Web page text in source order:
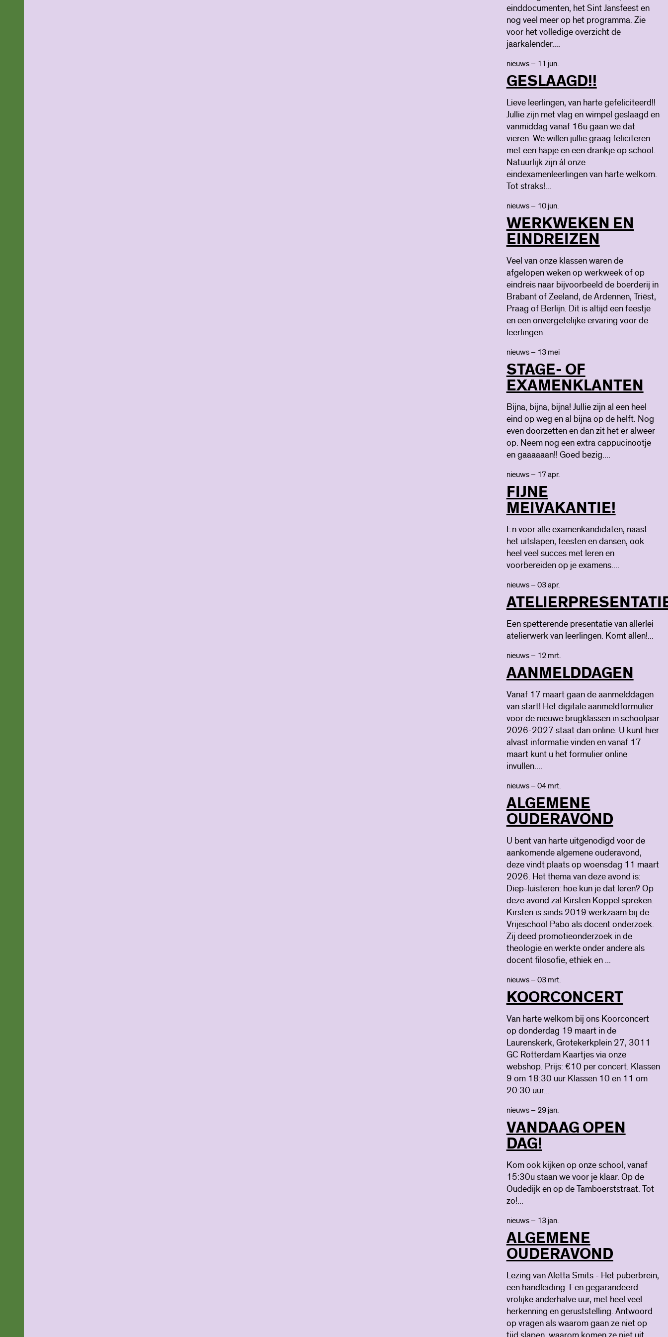
einddocumenten, het Sint Jansfeest en
nog veel meer op het programma. Zie
voor het volledige overzicht de
jaarkalender....
nieuws – 11 jun.
GESLAAGD!!
Lieve leerlingen, van harte gefeliciteerd!!
Jullie zijn met vlag en wimpel geslaagd en
vanmiddag vanaf 16u gaan we dat
vieren. We willen jullie graag feliciteren
met een hapje en een drankje op school.
Natuurlijk zijn ál onze
eindexamenleerlingen van harte welkom.
Tot straks!...
nieuws – 10 jun.
WERKWEKEN EN
EINDREIZEN
Veel van onze klassen waren de
afgelopen weken op werkweek of op
eindreis naar bijvoorbeeld de boerderij in
Brabant of Zeeland, de Ardennen, Triëst,
Praag of Berlijn. Dit is altijd een feestje
en een onvergetelijke ervaring voor de
leerlingen....
nieuws – 13 mei
STAGE- OF
EXAMENKLANTEN
Bijna, bijna, bijna! Jullie zijn al een heel
eind op weg en al bijna op de helft. Nog
even doorzetten en dan zit het er alweer
op. Neem nog een extra cappucinootje
en gaaaaaan!! Goed bezig....
nieuws – 17 apr.
FIJNE
MEIVAKANTIE!
En voor alle examenkandidaten, naast
het uitslapen, feesten en dansen, ook
heel veel succes met leren en
voorbereiden op je examens....
nieuws – 03 apr.
Een spetterende presentatie van allerlei
atelierwerk van leerlingen. Komt allen!...
nieuws – 12 mrt.
AANMELDDAGEN
Vanaf 17 maart gaan de aanmelddagen
van start! Het digitale aanmeldformulier
voor de nieuwe brugklassen in schooljaar
2026-2027 staat dan online. U kunt hier
alvast informatie vinden en vanaf 17
maart kunt u het formulier online
invullen....
nieuws – 04 mrt.
ALGEMENE
OUDERAVOND
U bent van harte uitgenodigd voor de
aankomende algemene ouderavond,
deze vindt plaats op woensdag 11 maart
2026. Het thema van deze avond is:
Diep-luisteren: hoe kun je dat leren? Op
deze avond zal Kirsten Koppel spreken.
Kirsten is sinds 2019 werkzaam bij de
Vrijeschool Pabo als docent onderzoek.
Zij deed promotieonderzoek in de
theologie en werkte onder andere als
docent filosofie, ethiek en ...
nieuws – 03 mrt.
KOORCONCERT
Van harte welkom bij ons Koorconcert
op donderdag 19 maart in de
Laurenskerk, Grotekerkplein 27, 3011
GC Rotterdam Kaartjes via onze
webshop. Prijs: €10 per concert. Klassen
9 om 18:30 uur Klassen 10 en 11 om
20:30 uur...
nieuws – 29 jan.
VANDAAG OPEN
DAG!
Kom ook kijken op onze school, vanaf
15:30u staan we voor je klaar. Op de
Oudedijk en op de Tamboerststraat. Tot
zo!...
nieuws – 13 jan.
ALGEMENE
OUDERAVOND
Lezing van Aletta Smits - Het puberbrein,
een handleiding. Een gegarandeerd
vrolijke anderhalve uur, met heel veel
herkenning en geruststelling. Antwoord
op vragen als waarom gaan ze niet op